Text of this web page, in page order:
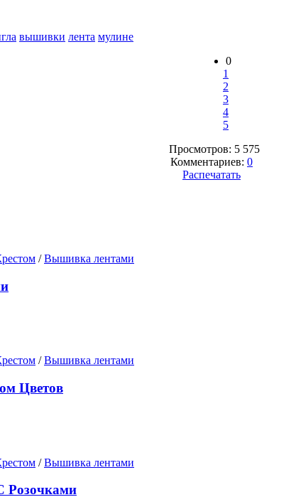
вышивки лента мулине
0
1
2
3
4
5
Просмотров: 5 575
Комментариев: 0
Распечатать
/Вышивка лентами
/Вышивка лентами
Цветов
/Вышивка лентами
Розочками